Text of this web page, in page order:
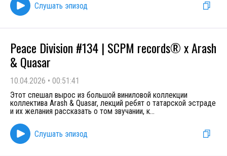
Слушать эпизод
Peace Division #134 | SCPM records® x Arash
& Quasar
10.04.2026 • 00:51:41
Этот спешал вырос из большой виниловой коллекции
коллектива Arash & Quasar, лекций ребят о татарской эстраде
и их желания рассказать о том звучании, к...
Слушать эпизод